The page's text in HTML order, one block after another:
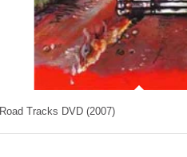
Road Tracks DVD (2007)